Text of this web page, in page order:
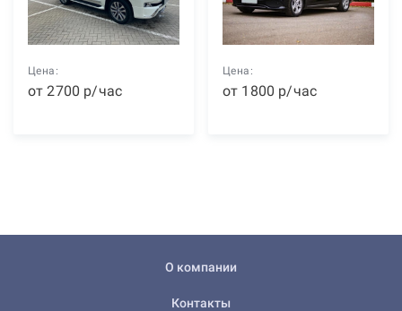
Цена:
от2700 р/час
Цена:
от 1800 р/час
О компании
Контакты